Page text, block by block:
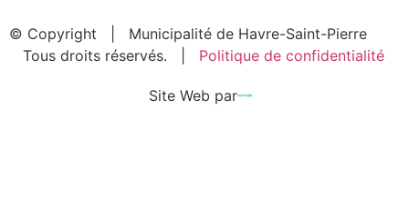
© Copyright
| Municipalité de Havre-Saint-Pierre
Tous droits réservés. | Politique de confidentialité
Site Web par